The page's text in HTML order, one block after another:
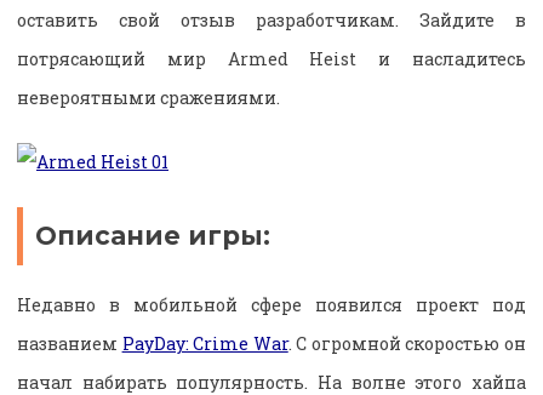
оставить свой отзыв разработчикам. Зайдите в
потрясающий мир Armed Heist и насладитесь
невероятными сражениями.
Описание игры:
Недавно в мобильной сфере появился проект под
названием PayDay: Crime War. С огромной скоростью он
начал набирать популярность. На волне этого хайпа